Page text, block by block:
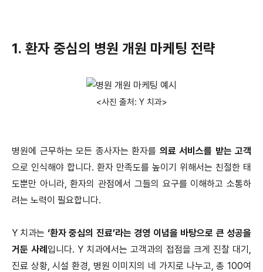
1. 환자 중심의 병원 개원 마케팅 전략
<사진 출처: Y 치과>
병원에 근무하는 모든 종사자는 환자를 의료 서비스를 받는 고객
으로 인식해야 합니다. 환자 만족도를 높이기 위해서는 친절한 태
도뿐만 아니라, 환자의 관점에서 그들의 요구를 이해하고 소통하
려는 노력이 필요합니다.
Y 치과는 ‘환자 중심의 진료’라는 경영 이념을 바탕으로 큰 성공을
거둔 사례 입니다. Y 치과에서는 고객과의 접점을 크게 진찰 대기,
진료 상황, 시설 환경, 병원 이미지의 네 가지로 나누고, 총 100여